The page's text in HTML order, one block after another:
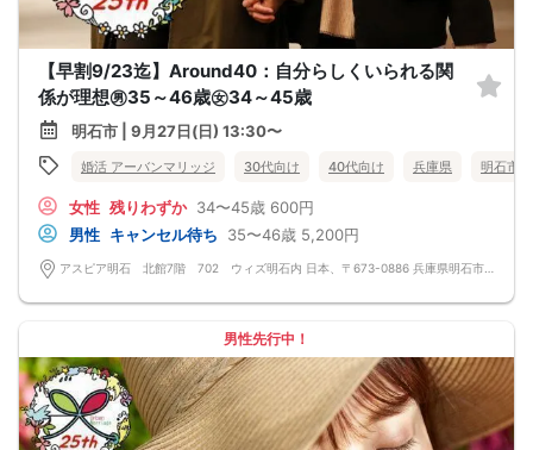
【早割9/23迄】Around40：自分らしくいられる関
係が理想㊚35～46歳㊛34～45歳
明石市 | 9月27日(日) 13:30〜
婚活 アーバンマリッジ 30代向け 40代向け 兵庫県 明石市
女性 残りわずか 34〜45歳 600円
男性 キャンセル待ち 35〜46歳 5,200円
男性先行中！